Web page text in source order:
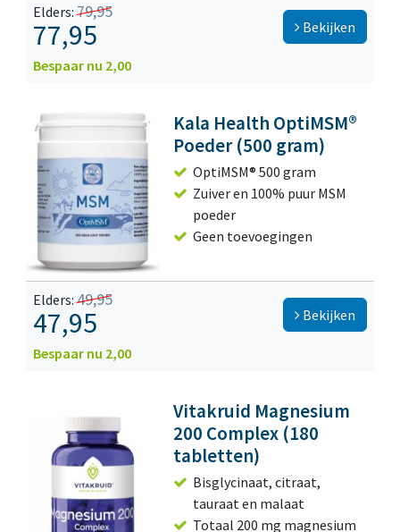
Elders:79,95
77,95
Bespaar nu 2,00
Bekijken
Kala Health OptiMSM®
Poeder (500 gram)
OptiMSM® 500 gram
Zuiver en 100% puur MSM
poeder
Geen toevoegingen
Elders:49,95
47,95
Bespaar nu 2,00
Bekijken
Vitakruid Magnesium
200 Complex (180
tabletten)
Bisglycinaat, citraat,
tauraat en malaat
Totaal 200 mg magnesium